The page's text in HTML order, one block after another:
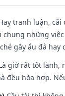
tranh luận,
những
gây ẩu đả hay
giờ rất tốt lành,
đều hòa hợp.